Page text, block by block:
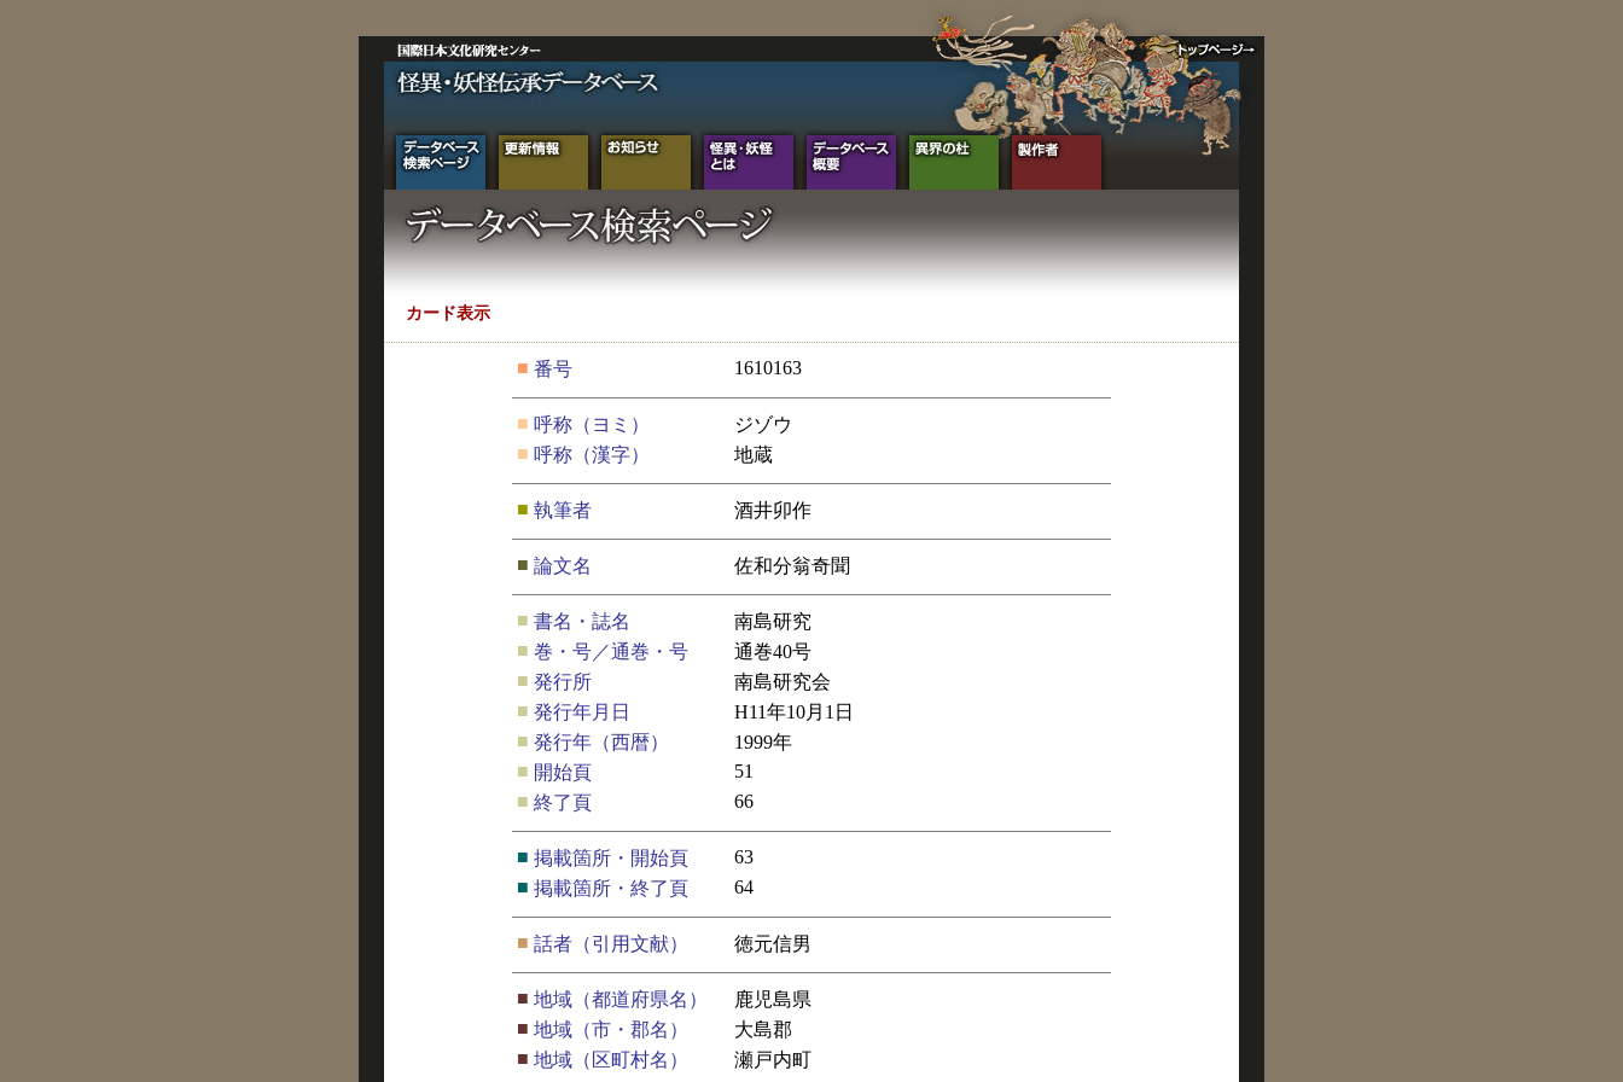
カード表示
■ 番号 1610163
■ 呼称（ヨミ）
ジゾウ
■ 呼称（漢字） 地蔵
■ 執筆者 酒井卯作
■ 論文名 佐和分翁奇聞
■ 書名・誌名
南島研究
■ 巻・号／通巻・号
通巻40号
■ 発行所
南島研究会
■ 発行年月日
H11年10月1日
■ 発行年（西暦）
1999年
■ 開始頁
51
■ 終了頁 66
■ 掲載箇所・開始頁
63
■ 掲載箇所・終了頁 64
■ 話者（引用文献） 徳元信男
■ 地域（都道府県名）
鹿児島県
■ 地域（市・郡名）
大島郡
■ 地域（区町村名） 瀬戸内町